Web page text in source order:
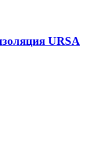
URSA